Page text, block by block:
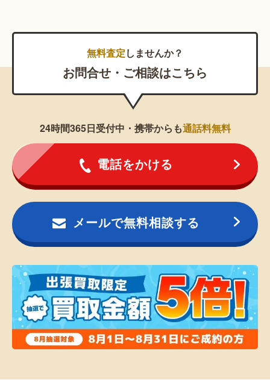
無料査定しませんか？
お問合せ・ご相談はこちら
24時間365日受付中・携帯からも通話料無料
電話をかける
メールで無料相談する